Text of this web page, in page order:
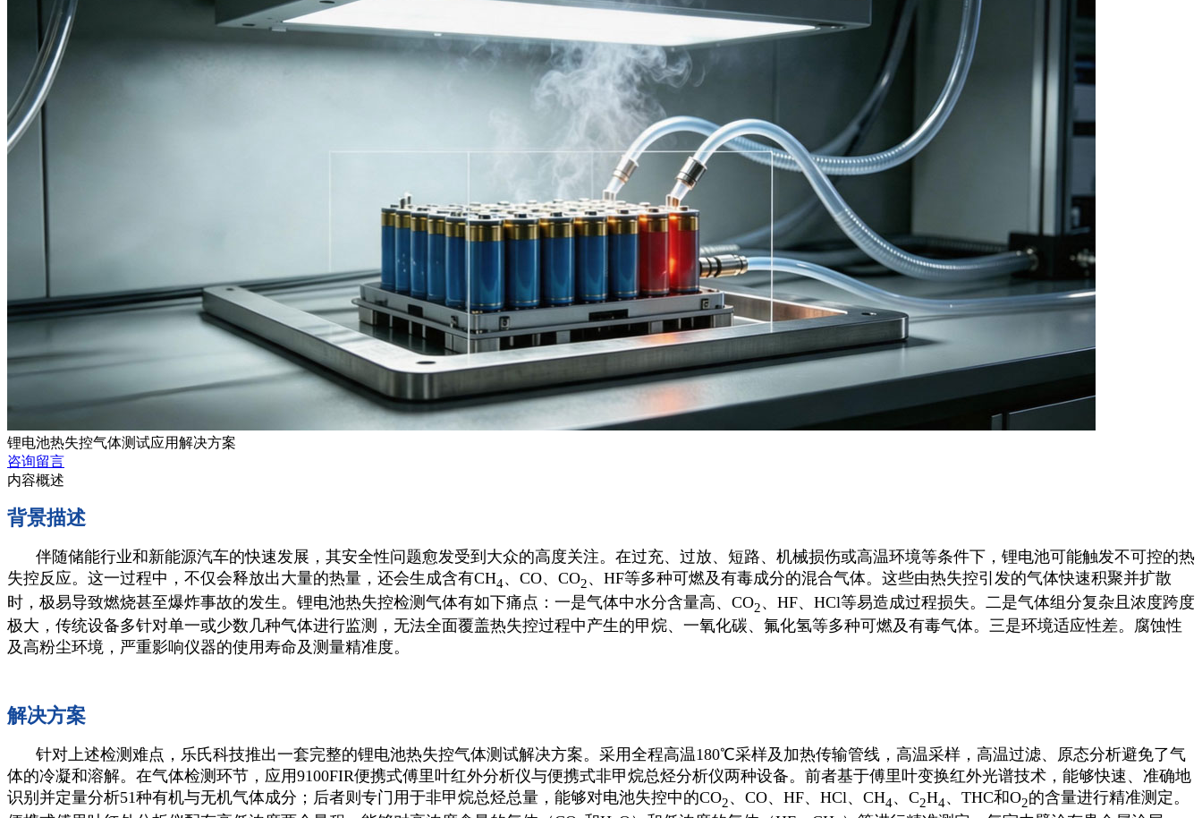
锂电池热失控气体测试应用解决方案
咨询留言
内容概述
背景描述
伴随储能行业和新能源汽车的快速发展，其安全性问题愈发受到大众的高度关注。在过充、过放、短路、机械损伤或高温环境等条件下，锂电池可能触发不可控的热
失控反应。这一过程中，不仅会释放出大量的热量，还会生成含有CH4、CO、CO2、HF等多种可燃及有毒成分的混合气体。这些由热失控引发的气体快速积聚并扩散
时，极易导致燃烧甚至爆炸事故的发生。锂电池热失控检测气体有如下痛点：一是气体中水分含量高、 CO2、HF、HCl等易造成过程损失。二是气体组分复杂且浓度跨度
极大，传统设备多针对单一或少数几种气体进行监测，无法全面覆盖热失控过程中产生的甲烷、一氧化碳、氟化氢等多种可燃及有毒气体。三是环境适应性差。腐蚀性
及高粉尘环境，严重影响仪器的使用寿命及测量精准度。
解决方案
针对上述检测难点，乐氏科技推出一套完整的锂电池热失控气体测试解决方案。采用全程高温180℃采样及加热传输管线，高温采样，高温过滤、原态分析避免了气
体的冷凝和溶解。在气体检测环节，应用9100FIR便携式傅里叶红外分析仪与便携式非甲烷总烃分析仪两种设备。前者基于傅里叶变换红外光谱技术，能够快速、准确地
识别并定量分析51种有机与无机气体成分；后者则专门用于非甲烷总烃总量，能够对电池失控中的CO2、CO、HF、HCl、 CH4、C2H4、THC和O2的含量进行精准测定。